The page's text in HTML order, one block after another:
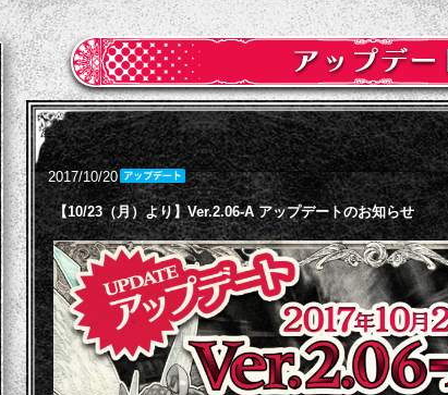
2017/10/20
【10/23（月）より】Ver.2.06-A アップデートのお知らせ